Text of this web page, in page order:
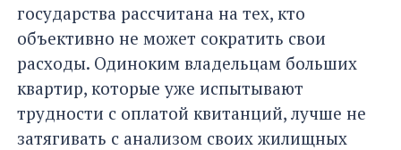
государства рассчитана на тех, кто
объективно не может сократить свои
расходы. Одиноким владельцам больших
квартир, которые уже испытывают
трудности с оплатой квитанций, лучше не
затягивать с анализом своих жилищных